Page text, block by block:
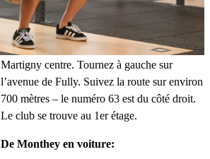
Prenez l’autoroute A9 en direction de
Martigny. Prenez la sortie 22 Martigny-Fully
et suivez la route du Léman en direction de
Martigny centre. Tournez à gauche sur
l’avenue de Fully. Suivez la route sur environ
700 mètres – le numéro 63 est du côté droit.
Le club se trouve au 1er étage.
De Monthey en voiture: